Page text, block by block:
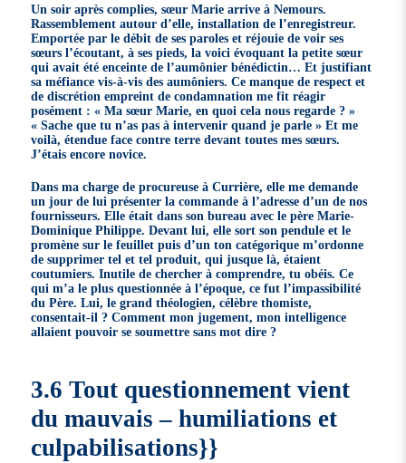
Un soir après complies, sœur Marie arrive à Nemours.
Rassemblement autour d’elle, installation de l’enregistreur.
Emportée par le débit de ses paroles et réjouie de voir ses
sœurs l’écoutant, à ses pieds, la voici évoquant la petite sœur
qui avait été enceinte de l’aumônier bénédictin… Et justifiant
sa méfiance vis-à-vis des aumôniers. Ce manque de respect et
de discrétion empreint de condamnation me fit réagir
posément : « Ma sœur Marie, en quoi cela nous regarde ? »
« Sache que tu n’as pas à intervenir quand je parle » Et me
voilà, étendue face contre terre devant toutes mes sœurs.
J’étais encore novice.
Dans ma charge de procureuse à Currière, elle me demande
un jour de lui présenter la commande à l’adresse d’un de nos
fournisseurs. Elle était dans son bureau avec le père Marie-
Dominique Philippe. Devant lui, elle sort son pendule et le
promène sur le feuillet puis d’un ton catégorique m’ordonne
de supprimer tel et tel produit, qui jusque là, étaient
coutumiers. Inutile de chercher à comprendre, tu obéis. Ce
qui m’a le plus questionnée à l’époque, ce fut l’impassibilité
du Père. Lui, le grand théologien, célèbre thomiste,
consentait-il ? Comment mon jugement, mon intelligence
allaient pouvoir se soumettre sans mot dire ?
3.6 Tout questionnement vient
du mauvais – humiliations et
culpabilisations}}